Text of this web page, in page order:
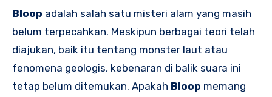
Bloop adalah salah satu misteri alam yang masih
belum terpecahkan. Meskipun berbagai teori telah
diajukan, baik itu tentang monster laut atau
fenomena geologis, kebenaran di balik suara ini
tetap belum ditemukan. Apakah Bloop memang